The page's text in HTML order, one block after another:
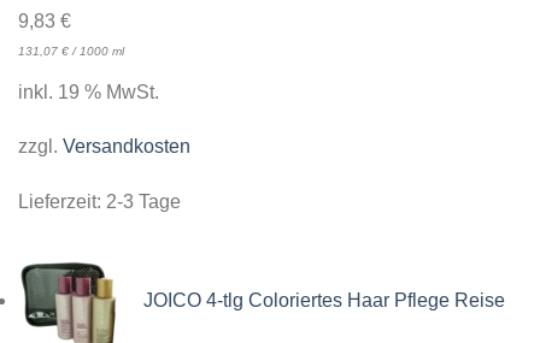
9,83 €
131,07 € / 1000 ml
inkl. 19 % MwSt.
zzgl. Versandkosten
Lieferzeit: 2-3 Tage
JOICO 4-tlg Coloriertes Haar Pflege Reise